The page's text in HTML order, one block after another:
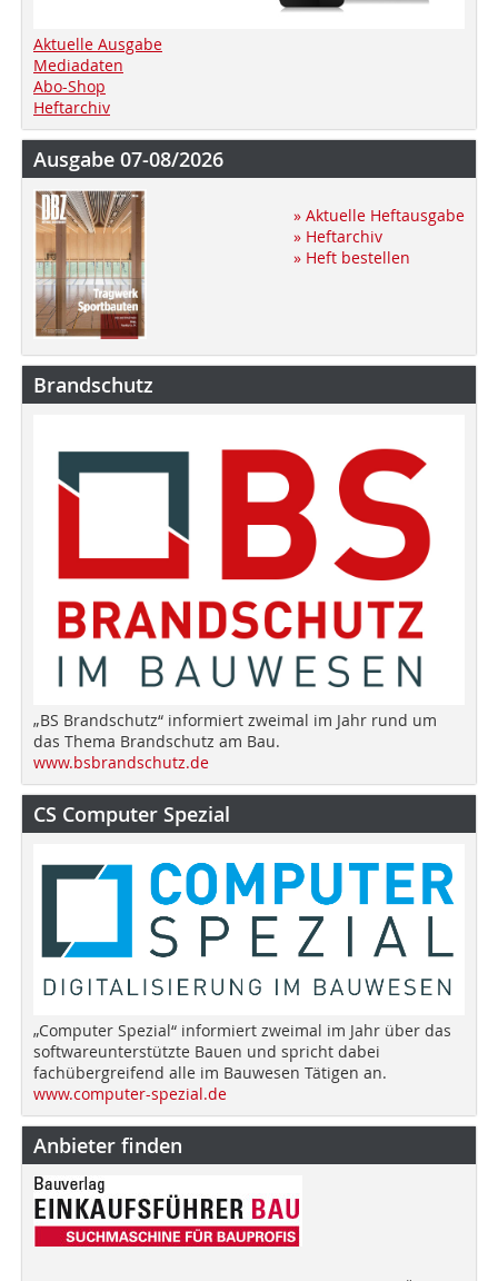
Aktuelle Ausgabe
Mediadaten
Abo-Shop
Heftarchiv
Ausgabe 07-08/2026
» Aktuelle Heftausgabe
» Heftarchiv
» Heft bestellen
Brandschutz
„BS Brandschutz“ informiert zweimal im Jahr rund um
das Thema Brandschutz am Bau.
www.bsbrandschutz.de
CS Computer Spezial
„Computer Spezial“ informiert zweimal im Jahr über das
softwareunterstützte Bauen und spricht dabei
fachübergreifend alle im Bauwesen Tätigen an.
www.computer-spezial.de
Anbieter finden